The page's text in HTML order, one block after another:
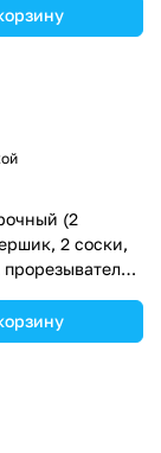
(2
2 соски,